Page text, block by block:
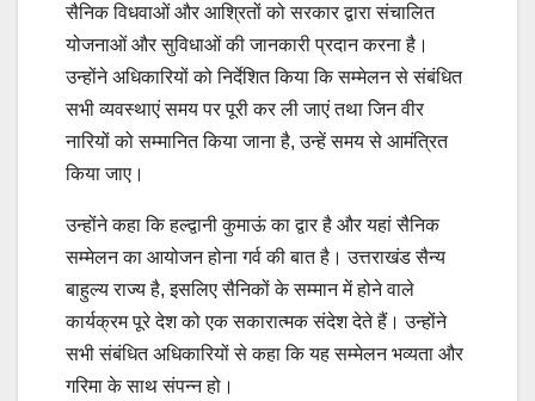
सैनिक विधवाओं और आश्रितों को सरकार द्वारा संचालित
योजनाओं और सुविधाओं की जानकारी प्रदान करना है।
उन्होंने अधिकारियों को निर्देशित किया कि सम्मेलन से संबंधित
सभी व्यवस्थाएं समय पर पूरी कर ली जाएं तथा जिन वीर
नारियों को सम्मानित किया जाना है, उन्हें समय से आमंत्रित
किया जाए।
उन्होंने कहा कि हल्द्वानी कुमाऊं का द्वार है और यहां सैनिक
सम्मेलन का आयोजन होना गर्व की बात है। उत्तराखंड सैन्य
बाहुल्य राज्य है, इसलिए सैनिकों के सम्मान में होने वाले
कार्यक्रम पूरे देश को एक सकारात्मक संदेश देते हैं। उन्होंने
सभी संबंधित अधिकारियों से कहा कि यह सम्मेलन भव्यता और
गरिमा के साथ संपन्न हो।